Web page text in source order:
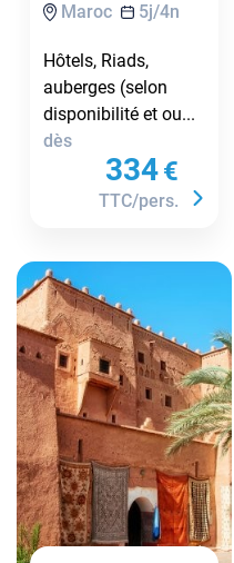
Marrakech aux
dunes de
Merzouga
Maroc 5j/4n
Hôtels, Riads,
auberges (selon
disponibilité et ou...
dès
334€
TTC/pers.